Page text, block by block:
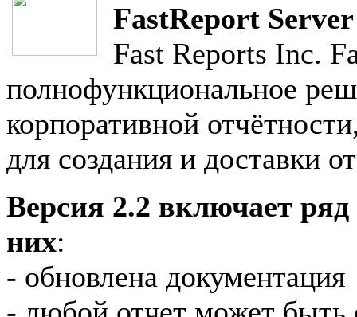
FastReport Server
Fast Reports Inc.
полнофункциональное
корпоративной
для создания и доставки
Версия 2.2 включает
них:
- обновлена документация